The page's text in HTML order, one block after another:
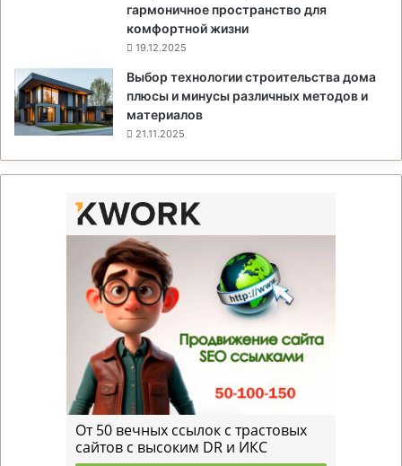
гармоничное пространство для
комфортной жизни
19.12.2025
Выбор технологии строительства дома
плюсы и минусы различных методов и
материалов
21.11.2025